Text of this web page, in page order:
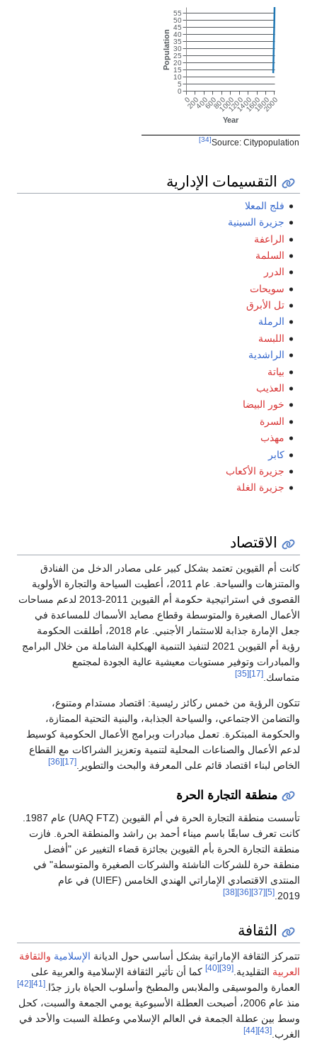
Source: Citypopulation
[34]
التقسيمات الإدارية
فلج المعلا
جزيرة السينية
الراعفة
السلمة
الدرر
سويحات
تل الأبرق
الرملة
اللبسة
الراشدية
بياتة
العذيب
خور البيضا
السرة
مهذب
كابر
جزيرة الأكعاب
جزيرة الغلة
الاقتصاد
كانت أم القيوين تعتمد بشكل كبير على مصادر الدخل من الفنادق
والمتنزهات والسياحة. عام 2011، أعطيت السياحة والتجارة الأولوية
القصوى في استراتيجية حكومة أم القيوين 2011-2013 لدعم مساحات
الأعمال الصغيرة والمتوسطة وقطاع مصايد الأسماك للمساعدة في
جعل الإمارة جذابة للاستثمار الأجنبي. عام 2018، أطلقت الحكومة
رؤية أم القيوين 2021 لتنفيذ التنمية الهيكلية الشاملة من خلال البرامج
والمبادرات وتوفير مستويات معيشية عالية الجودة لمجتمع
متماسك. [17]
[35]
تتكون الرؤية من خمس ركائز رئيسية: اقتصاد مستدام ومتنوع،
والتضامن الاجتماعي، والسياحة الجذابة، والبنية التحتية الممتازة،
والحكومة المبتكرة. تعمل مبادرات وبرامج الأعمال الحكومية كوسيط
لدعم الأعمال والصناعات المحلية لتنمية وتعزيز الشراكات مع القطاع
الخاص لبناء اقتصاد قائم على المعرفة والبحث والتطوير.
[17]
[36]
منطقة التجارة الحرة
تأسست منطقة التجارة الحرة في أم القيوين (UAQ FTZ) عام 1987.
كانت تعرف سابقًا باسم ميناء أحمد بن راشد والمنطقة الحرة. فازت
منطقة التجارة الحرة بأم القيوين بجائزة قضاء التغيير عن "أفضل
منطقة حرة للشركات الناشئة والشركات الصغيرة والمتوسطة" في
المنتدى الاقتصادي الإماراتي الهندي الخامس (UIEF) في عام
2019.
[5]
[37]
[36]
[38]
الثقافة
تتمركز الثقافة الإماراتية بشكل أساسي حول الديانة الإسلامية والثقافة
العربية التقليدية. [39]
[40]
كما أن تأثير الثقافة الإسلامية والعربية على
العمارة والموسيقى والملابس والمطبخ وأسلوب الحياة بارز جدًا. [41]
[42]
منذ عام 2006، أصبحت العطلة الأسبوعية يومي الجمعة والسبت، كحل
وسط بين عطلة الجمعة في العالم الإسلامي وعطلة السبت والأحد في
الغرب. [43]
[44]